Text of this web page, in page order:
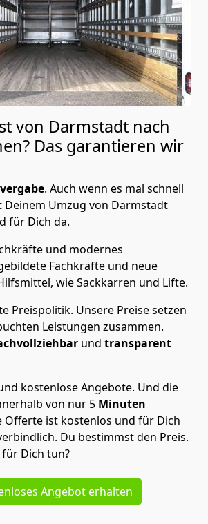
von Darmstadt nach
Das garantieren wir
. Auch wenn es mal schnell
Deinem Umzug von Darmstadt
für Dich da.
und modernes
Fachkräfte und neue
wie Sackkarren und Lifte.
Preispolitik. Unsere Preise setzen
Leistungen zusammen.
und transparent
kostenlose Angebote. Und die
von nur 5 Minuten
Offerte ist kostenlos und für Dich
Du bestimmst den Preis.
Dich tun?
Angebot erhalten